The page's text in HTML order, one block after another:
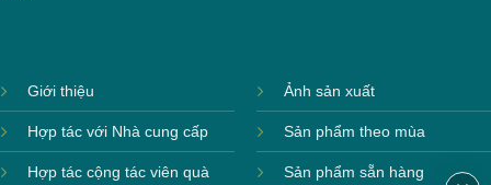
Giới thiệu
Hợp tác với Nhà cung cấp
Hợp tác cộng tác viên quà
Ảnh sản xuất
Sản phẩm theo mùa
Sản phẩm sẵn hàng